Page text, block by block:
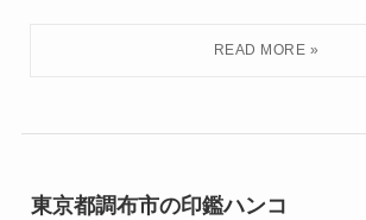
東京都調布市の印鑑ハンコ